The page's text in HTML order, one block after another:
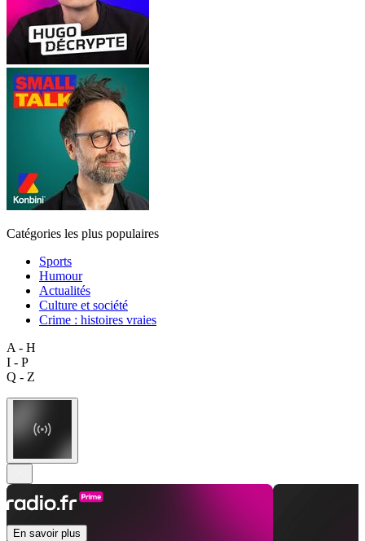
Catégories les plus populaires
Sports
Humour
Actualités
Culture et société
Crime : histoires vraies
A - H
I - P
Q - Z
En savoir plus